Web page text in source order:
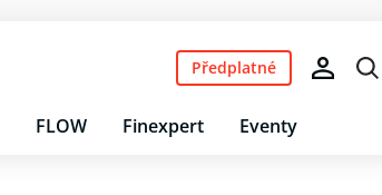
FLOW Finexpert Eventy
Předplatné